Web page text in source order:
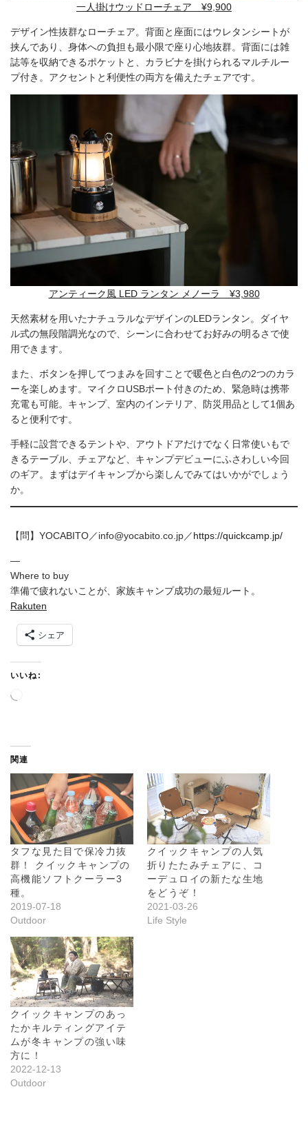
一人掛けウッドローチェア ¥9,900
デザイン性抜群なローチェア。背面と座面にはウレタンシートが
挟んであり、身体への負担も最小限で座り心地抜群。背面には雑
誌等を収納できるポケットと、カラビナを掛けられるマルチルー
プ付き。アクセントと利便性の両方を備えたチェアです。
アンティーク風 LED ランタン メノーラ ¥3,980
天然素材を用いたナチュラルなデザインのLEDランタン。ダイヤ
ル式の無段階調光なので、シーンに合わせてお好みの明るさで使
用できます。
また、ボタンを押してつまみを回すことで暖色と白色の2つのカラ
ーを楽しめます。マイクロUSBポート付きのため、緊急時は携帯
充電も可能。キャンプ、室内のインテリア、防災用品として1個あ
ると便利です。
手軽に設営できるテントや、アウトドアだけでなく日常使いもで
きるテーブル、チェアなど、キャンプデビューにふさわしい今回
のギア。まずはデイキャンプから楽しんでみてはいかがでしょう
か。
【問】YOCABITO／info@yocabito.co.jp／https://quickcamp.jp/
—
Where to buy
準備で疲れないことが、家族キャンプ成功の最短ルート。
Rakuten
シェア
いいね:
中
…
関連
タフな見た目で保冷力抜
群！ クイックキャンプの
高機能ソフトクーラー3
種。
2019-07-18
Outdoor
クイックキャンプの人気
折りたたみチェアに、コ
ーデュロイの新たな生地
をどうぞ！
2021-03-26
Life Style
クイックキャンプのあっ
たかキルティングアイテ
ムが冬キャンプの強い味
方に！
2022-12-13
Outdoor